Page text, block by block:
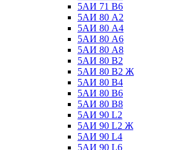
5АИ 71 В6
5АИ 80 А2
5АИ 80 А4
5АИ 80 А6
5АИ 80 А8
5АИ 80 В2
5АИ 80 В2 Ж
5АИ 80 В4
5АИ 80 В6
5АИ 80 В8
5АИ 90 L2
5АИ 90 L2 Ж
5АИ 90 L4
5АИ 90 L6